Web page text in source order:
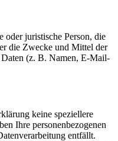
oder juristische Person, die
die Zwecke und Mittel der
Daten (z. B. Namen, E-Mail-
keine speziellere
Ihre personenbezogenen
entfällt.